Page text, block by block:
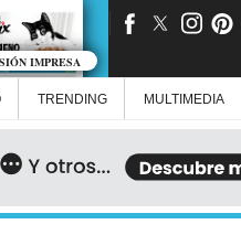
IMPRESA
TRENDING MULTIMEDIA